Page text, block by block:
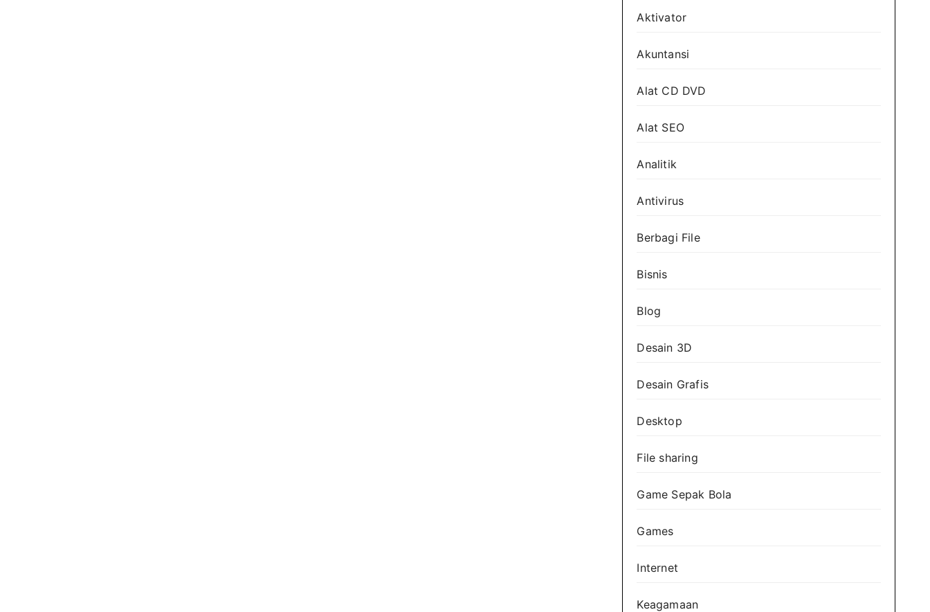
Aktivator
Akuntansi
Alat CD DVD
Alat SEO
Analitik
Antivirus
Berbagi File
Bisnis
Blog
Desain 3D
Desain Grafis
Desktop
File sharing
Game Sepak Bola
Games
Internet
Keagamaan